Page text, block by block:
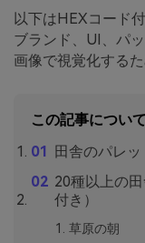
以下はHEXコード
ブランド、UI、パ
画像で視覚化する
この記事について
田舎のパレ
20種以上の
付き）
草原の朝